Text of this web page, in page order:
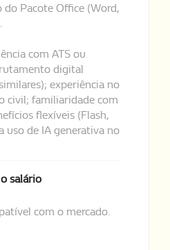
Pacote Office (Word,
com ATS ou
digital
experiência no
civil; familiaridade com
flexíveis (Flash,
uso de IA generativa no
salário
com o mercado.